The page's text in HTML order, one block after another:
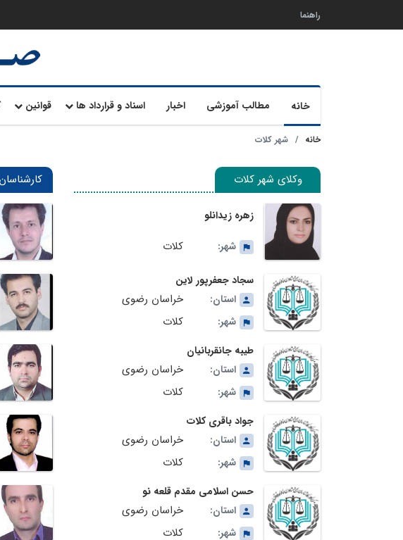
راهنما
خانه مطالب آموزشی اخبار اسناد و قرارداد ها قوانین
خانه شهر کلات
وکلای شهر کلات
زهره زیدانلو
شهر:
کلات
سجاد جعفرپور لاین
استان:
خراسان رضوی
شهر: کلات
طیبه جانقربانیان
استان:
خراسان رضوی
شهر: کلات
جواد باقری کلات
استان:
خراسان رضوی
شهر: کلات
حسن اسلامی مقدم قلعه نو
استان:
خراسان رضوی
شهر: کلات